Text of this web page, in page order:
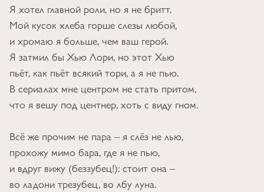
Я хотел главной роли, но я не бритт.
Мой кусок хлеба горше слезы любой,
и хромаю я больше, чем ваш герой.
Я затмил бы Хью Лори, но этот Хью
пьёт, как пьёт всякий тори, а я не пью.
В сериалах мне центром не стать притом,
что я вешу под центнер, хоть с виду гном.
Всё же прочим не пара – я слёз не лью,
прохожу мимо бара, где я не пью,
и вдруг вижу (беззубец!): стоит она –
во ладони трезубец, во лбу луна.